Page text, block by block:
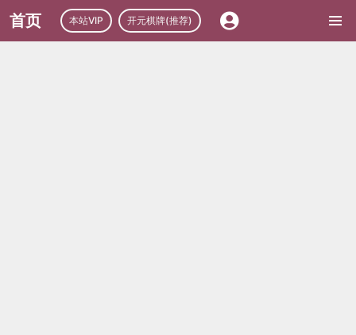
首页 本站VIP 开元棋牌(推荐)